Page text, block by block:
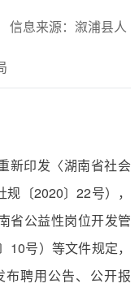
信息来源：溆浦县人
新印发〈湖南省社会
〔2020〕22号），
省公益性岗位开发管
号）等文件规定，
聘用公告、公开报